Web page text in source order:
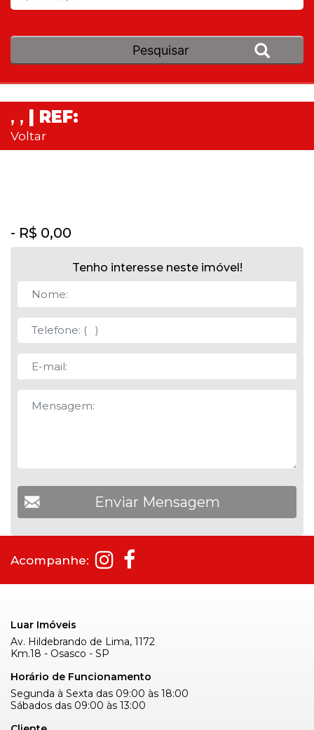
, , | REF:
Voltar
- R$ 0,00
Tenho interesse neste imóvel!
Acompanhe:
Luar Imóveis
Av. Hildebrando de Lima, 1172
Km.18 - Osasco - SP
Horário de Funcionamento
Segunda à Sexta das 09:00 às 18:00
Sábados das 09:00 às 13:00